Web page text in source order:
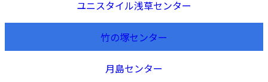
ユニスタイル浅草センター
竹の塚センター
月島センター